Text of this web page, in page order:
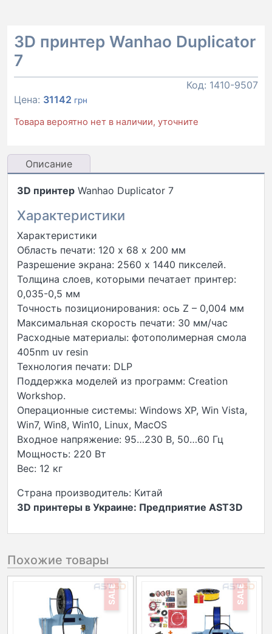
3D принтер Wanhao Duplicator
7
Код: 1410-9507
Цена: 31142 грн
Товара вероятно нет в наличии, уточните
Описание
3D принтер Wanhao Duplicator 7
Характеристики
Характеристики
Область печати: 120 х 68 х 200 мм
Разрешение экрана: 2560 х 1440 пикселей.
Толщина слоев, которыми печатает принтер:
0,035-0,5 мм
Точность позиционирования: ось Z – 0,004 мм
Максимальная скорость печати: 30 мм/час
Расходные материалы: фотополимерная смола
405nm uv resin
Технология печати: DLP
Поддержка моделей из программ: Creation
Workshop.
Операционные системы: Windows XP, Win Vista,
Win7, Win8, Win10, Linux, MacOS
Входное напряжение: 95…230 В, 50…60 Гц
Мощность: 220 Вт
Вес: 12 кг
Страна производитель: Китай
3D принтеры в Украине: Предприятие AST3D
Похожие товары
SALE SALE